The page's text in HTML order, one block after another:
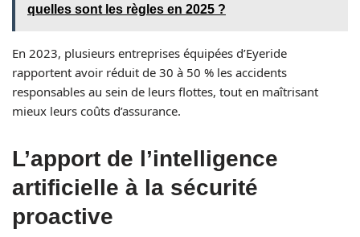
quelles sont les règles en 2025 ?
En 2023, plusieurs entreprises équipées d’Eyeride
rapportent avoir réduit de 30 à 50 % les accidents
responsables au sein de leurs flottes, tout en maîtrisant
mieux leurs coûts d’assurance.
L’apport de l’intelligence
artificielle à la sécurité
proactive